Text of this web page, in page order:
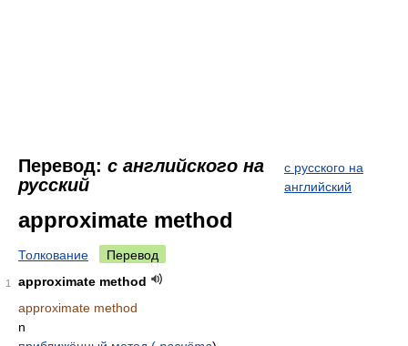
Перевод: с английского на
русский
с русского на
английский
approximate method
Толкование Перевод
1
approximate method
approximate method
n